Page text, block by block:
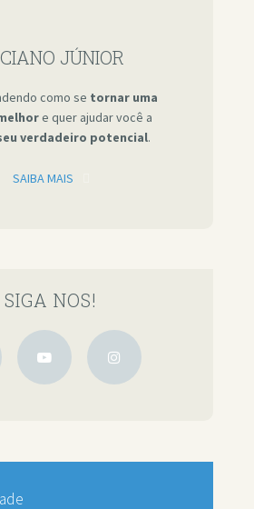
JÚNIOR
como se tornar uma
e quer ajudar você a
verdadeiro potencial.
SAIBA MAIS
SIGA NOS!